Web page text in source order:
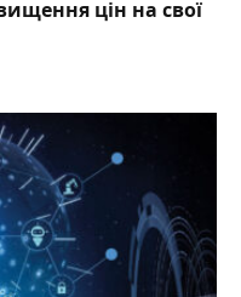
цін на свої